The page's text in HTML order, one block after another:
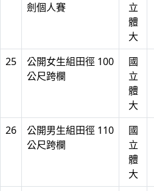
劍個人賽
立
體
大
25
公開女生組田徑 100
公尺跨欄
國
立
體
大
26
公開男生組田徑 110
公尺跨欄
國
立
體
大